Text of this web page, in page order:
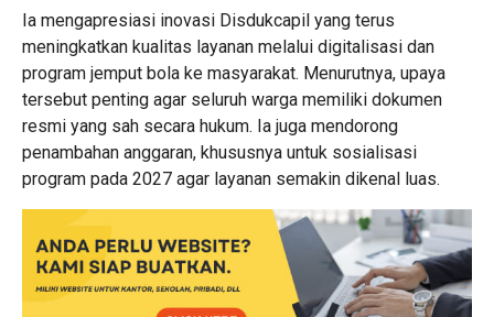
Ia mengapresiasi inovasi Disdukcapil yang terus
meningkatkan kualitas layanan melalui digitalisasi dan
program jemput bola ke masyarakat. Menurutnya, upaya
tersebut penting agar seluruh warga memiliki dokumen
resmi yang sah secara hukum. Ia juga mendorong
penambahan anggaran, khususnya untuk sosialisasi
program pada 2027 agar layanan semakin dikenal luas.